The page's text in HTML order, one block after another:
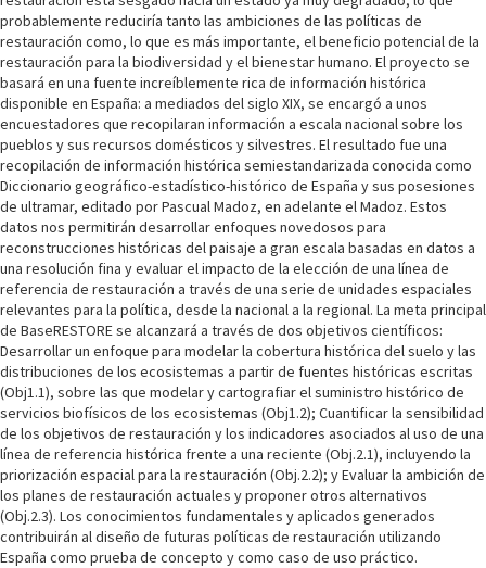
probablemente reduciría tanto las ambiciones de las políticas de
restauración como, lo que es más importante, el beneficio potencial de la
restauración para la biodiversidad y el bienestar humano. El proyecto se
basará en una fuente increíblemente rica de información histórica
disponible en España: a mediados del siglo XIX, se encargó a unos
encuestadores que recopilaran información a escala nacional sobre los
pueblos y sus recursos domésticos y silvestres. El resultado fue una
recopilación de información histórica semiestandarizada conocida como
Diccionario geográfico-estadístico-histórico de España y sus posesiones
de ultramar, editado por Pascual Madoz, en adelante el Madoz. Estos
datos nos permitirán desarrollar enfoques novedosos para
reconstrucciones históricas del paisaje a gran escala basadas en datos a
una resolución fina y evaluar el impacto de la elección de una línea de
referencia de restauración a través de una serie de unidades espaciales
relevantes para la política, desde la nacional a la regional. La meta principal
de BaseRESTORE se alcanzará a través de dos objetivos científicos:
Desarrollar un enfoque para modelar la cobertura histórica del suelo y las
distribuciones de los ecosistemas a partir de fuentes históricas escritas
(Obj1.1), sobre las que modelar y cartografiar el suministro histórico de
servicios biofísicos de los ecosistemas (Obj1.2); Cuantificar la sensibilidad
de los objetivos de restauración y los indicadores asociados al uso de una
línea de referencia histórica frente a una reciente (Obj.2.1), incluyendo la
priorización espacial para la restauración (Obj.2.2); y Evaluar la ambición de
los planes de restauración actuales y proponer otros alternativos
(Obj.2.3). Los conocimientos fundamentales y aplicados generados
contribuirán al diseño de futuras políticas de restauración utilizando
España como prueba de concepto y como caso de uso práctico.